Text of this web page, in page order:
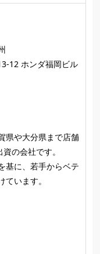
12 ホンダ福岡ビル
県や大分県まで店舗
の会社です。
基に、若手からベテ
います。